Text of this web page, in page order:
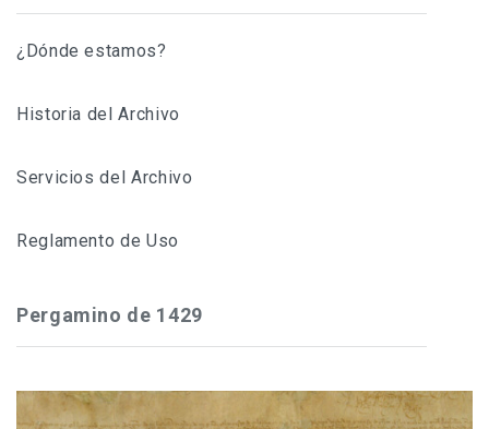
¿Dónde estamos?
Historia del Archivo
Servicios del Archivo
Reglamento de Uso
Pergamino de 1429